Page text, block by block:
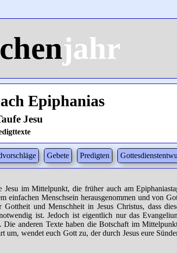
jahr
Epiphanias
Jesu
Gebete Predigten
Jesu im Mittelpunkt, die früher auch am
einfachen Menschsein herausgenommen und von
und Menschheit in Jesus Christus, dass
ist. Jedoch ist eigentlich nur das
Die anderen Texte haben die Botschaft im
um, wendet euch Gott zu, der durch Jesus eure